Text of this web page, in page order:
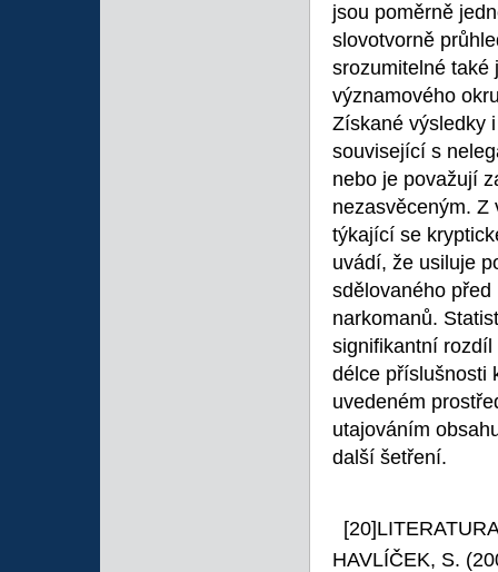
jsou poměrně
slovotvorně
srozumitelné také
významového
Získané výsledky
související s
nebo je považují
nezasvěceným. Z
týkající se
uvádí, že usiluje
sdělovaného
narkomanů.
signifikantní
délce příslušnosti
uvedeném
utajováním
další šetření.
HAVLÍČEK, S.